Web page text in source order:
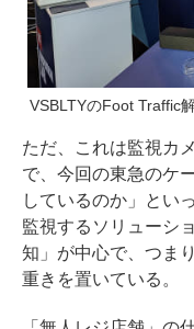
VSBLTYのFoot Traffic
ただ、これは監視カ
で、今回の東急のケ
しているのか」とい
監視するソリューシ
知」が中心で、つま
重きを置いている。